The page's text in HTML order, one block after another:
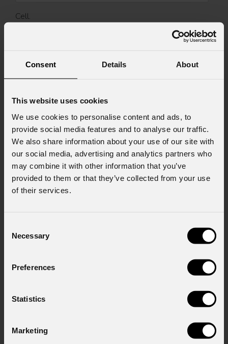
Consent Details About
This website uses cookies
We use cookies to personalise content and ads, to
provide social media features and to analyse our traffic.
We also share information about your use of our site with
our social media, advertising and analytics partners who
may combine it with other information that you’ve
provided to them or that they’ve collected from your use
of their services.
Selection
Necessary
Preferences
Statistics
Marketing
Cell.
Messaggio
Consenso al marketing
Acconsento al trattamento dei dati per
ricevere informazioni commerciali e iniziative di
marketing.
Consenso al trattamento dei dati
personali
Ho letto l'informativa ai sensi dell'art. 13 del